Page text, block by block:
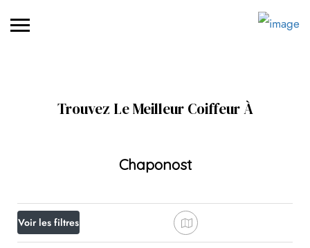
Trouvez Le Meilleur Coiffeur À
Chaponost
Voir les filtres